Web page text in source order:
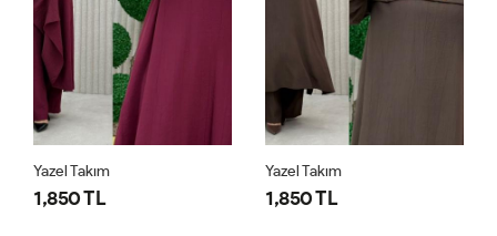
Yazel Takım
1,850 TL
Yazel Takım
1,850 TL